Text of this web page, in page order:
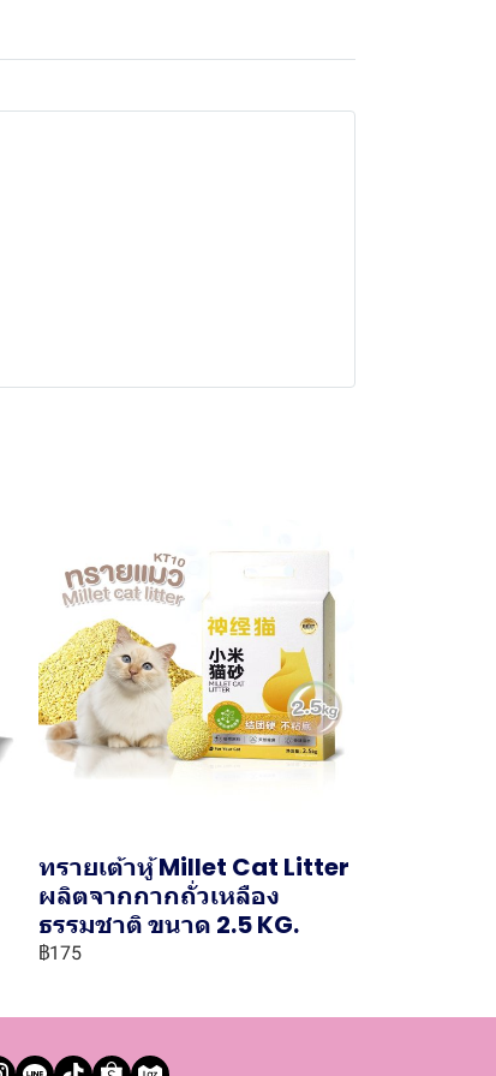
ทรายเต้าหู้ Millet Cat Litter
ผลิตจากกากถั่วเหลือง
ธรรมชาติ ขนาด 2.5 KG.
฿175